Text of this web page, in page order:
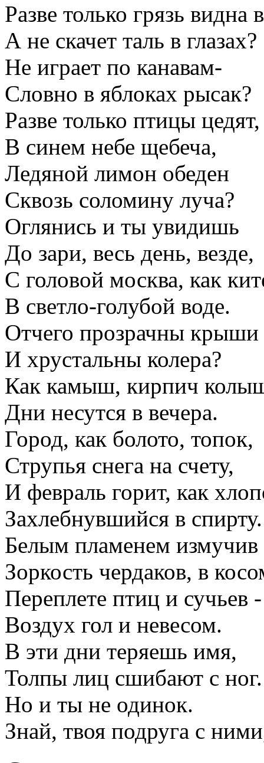
Разве только грязь видна
А не скачет таль в глазах?
Не играет по канавам-
Словно в яблоках рысак?
Разве только птицы цедят,
В синем небе щебеча,
Ледяной лимон обеден
Сквозь соломину луча?
Оглянись и ты увидишь
До зари, весь день, везде,
С головой москва, как
В светло-голубой воде.
Отчего прозрачны крыши
И хрустальны колера?
Как камыш, кирпич
Дни несутся в вечера.
Город, как болото, топок,
Струпья снега на счету,
И февраль горит, как
Захлебнувшийся в спирту.
Белым пламенем измучив
Зоркость чердаков, в
Переплете птиц и сучьев -
Воздух гол и невесом.
В эти дни теряешь имя,
Толпы лиц сшибают с ног.
Но и ты не одинок.
Знай, твоя подруга с